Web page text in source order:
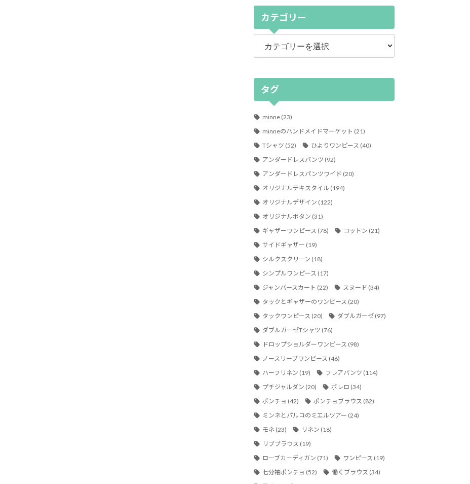
カテゴリー
カ
ゴ
タグ
minne(23)
minneのハンドメイドマーケット (21)
Tシャツ (52) ひよりワンピース (40)
アンダードレスパンツ (92)
アンダードレスパンツワイド (20)
オリジナルテキスタイル (194)
オリジナルデザイン (122)
オリジナルボタン (31)
ギャザーワンピース (78) コットン (21)
サイドギャザー (19)
シルクスクリーン (18)
シンプルワンピース (17)
ジャンパースカート (22) スヌード (34)
タックとギャザーのワンピース (20)
タックワンピース (20) ダブルガーゼ (97)
ダブルガーゼTシャツ (76)
ドロップショルダーワンピース (98)
ノースリーブワンピース (46)
ハーフリネン (19) フレアパンツ (114)
プチジャルダン (20) ボレロ (34)
ポンチョ (42) ポンチョブラウス (82)
ミンネとパルコのミエルツアー (24)
モネ(23) リネン (18)
リブブラウス (19)
ローブカーディガン (71) ワンピース (19)
七分袖ポンチョ (52) 働くブラウス (34)